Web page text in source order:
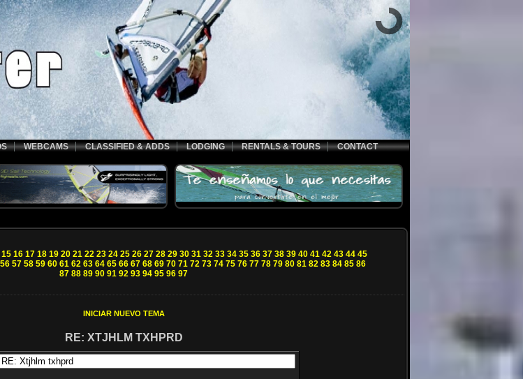
WEBCAMS CLASSIFIED & ADDS LODGING RENTALS & TOURS CONTACT
15 16 17 18 19 20 21 22 23 24 25 26 27 28 29 30 31 32 33 34 35 36 37 38 39 40 41 42 43 44 45
56 57 58 59 60 61 62 63 64 65 66 67 68 69 70 71 72 73 74 75 76 77 78 79 80 81 82 83 84 85 86
87 88 89 90 91 92 93 94 95 96 97
INICIAR NUEVO TEMA
RE: XTJHLM TXHPRD